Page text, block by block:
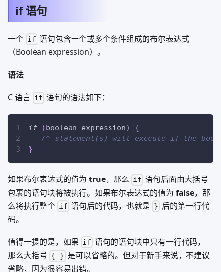
if 语句
一个 if 语句包含一个或多个条件组成的布尔表达式
（Boolean expression）。
语法
C 语言 if 语句的语法如下：
if ( boolean_expression)
{
/* statement(s) will execute if the
}
如果布尔表达式的值为 true，那么 if 语句后面由大括号
包裹的语句块将被执行。如果布尔表达式的值为 false，那
么将执行整个 if 语句后的代码，也就是 } 后的第一行代
码。
值得一提的是，如果 if 语句的语句块中只有一行代码，
那么大括号 { } 是可以省略的。但对于新手来说，不建议
省略，因为很容易出错。